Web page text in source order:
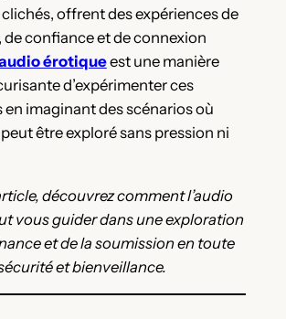
offrent des expériences de
de confiance et de connexion
érotiqueest une manière
d’expérimenter ces
imaginant des scénarios où
être exploré sans pression ni
découvrez comment l’audio
vous guider dans une exploration
et de la soumission en toute
et bienveillance.